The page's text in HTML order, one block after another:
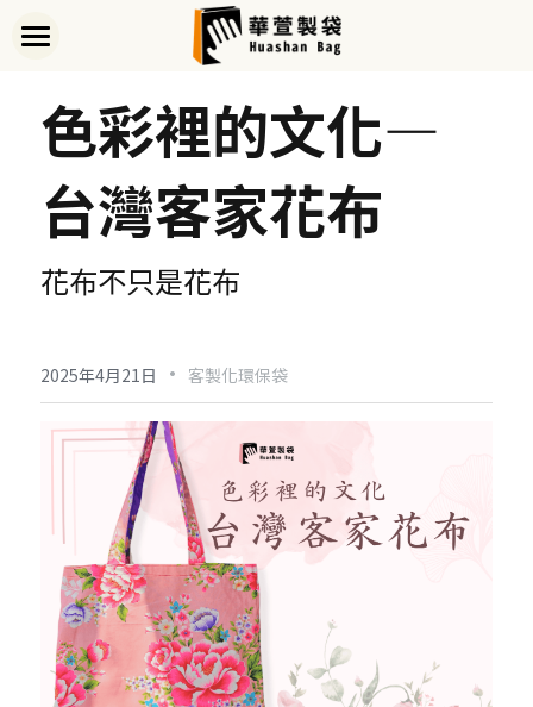
關於華萱
部落格
客製實例
產品列表
➢不織布袋
➢帆布袋
➢束口袋
➢保溫保冷袋
➢潛水布袋
➢杯袋/餐具袋
➢訂製流程
➢印刷須知
➢布料/印刷/配件
➢布料介紹
➢印刷介紹
➢配件介紹
➢打樣和樣品
➢刀模下載
➢常見Q&A
聯絡我們
線上詢價
搜索
繁體中文
繁體中文
LINE@客服
色彩裡的文化—
台灣客家花布
花布不只是花布
2025年4月21日 · 客製化環保袋